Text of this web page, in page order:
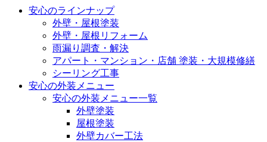
安心のラインナップ
外壁・屋根塗装
外壁・屋根リフォーム
雨漏り調査・解決
アパート・マンション・店舗 塗装・大規模修繕
シーリング工事
安心の外装メニュー
安心の外装メニュー一覧
外壁塗装
屋根塗装
外壁カバー工法